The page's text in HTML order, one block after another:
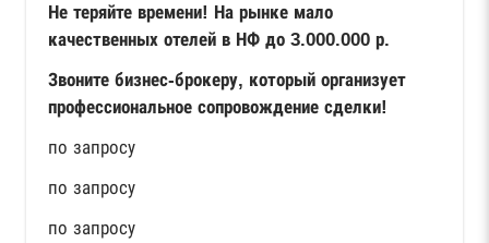
Не теряйте времени! На рынке мало
качественных отелей в НФ до 3.000.000 р.
Звоните бизнес-брокеру, который организует
профессиональное сопровождение сделки!
по запросу
по запросу
по запросу